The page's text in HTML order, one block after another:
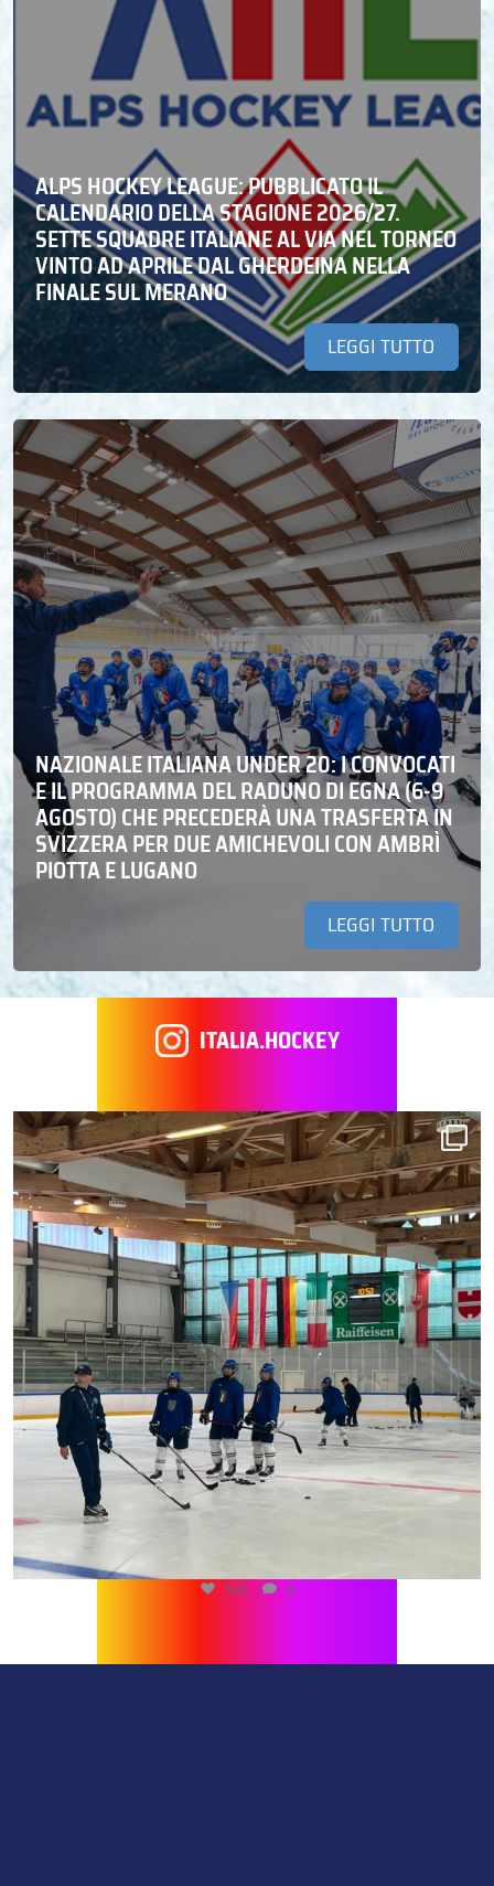
ALPS HOCKEY LEAGUE: PUBBLICATO IL
CALENDARIO DELLA STAGIONE 2026/27.
SETTE SQUADRE ITALIANE AL VIA NEL TORNEO
VINTO AD APRILE DAL GHERDEINA NELLA
FINALE SUL MERANO
LEGGI TUTTO
NAZIONALE ITALIANA UNDER 20: I CONVOCATI
E IL PROGRAMMA DEL RADUNO DI EGNA (6-9
AGOSTO) CHE PRECEDERÀ UNA TRASFERTA IN
SVIZZERA PER DUE AMICHEVOLI CON AMBRÌ
PIOTTA E LUGANO
LEGGI TUTTO
ITALIA.HOCKEY
540 0